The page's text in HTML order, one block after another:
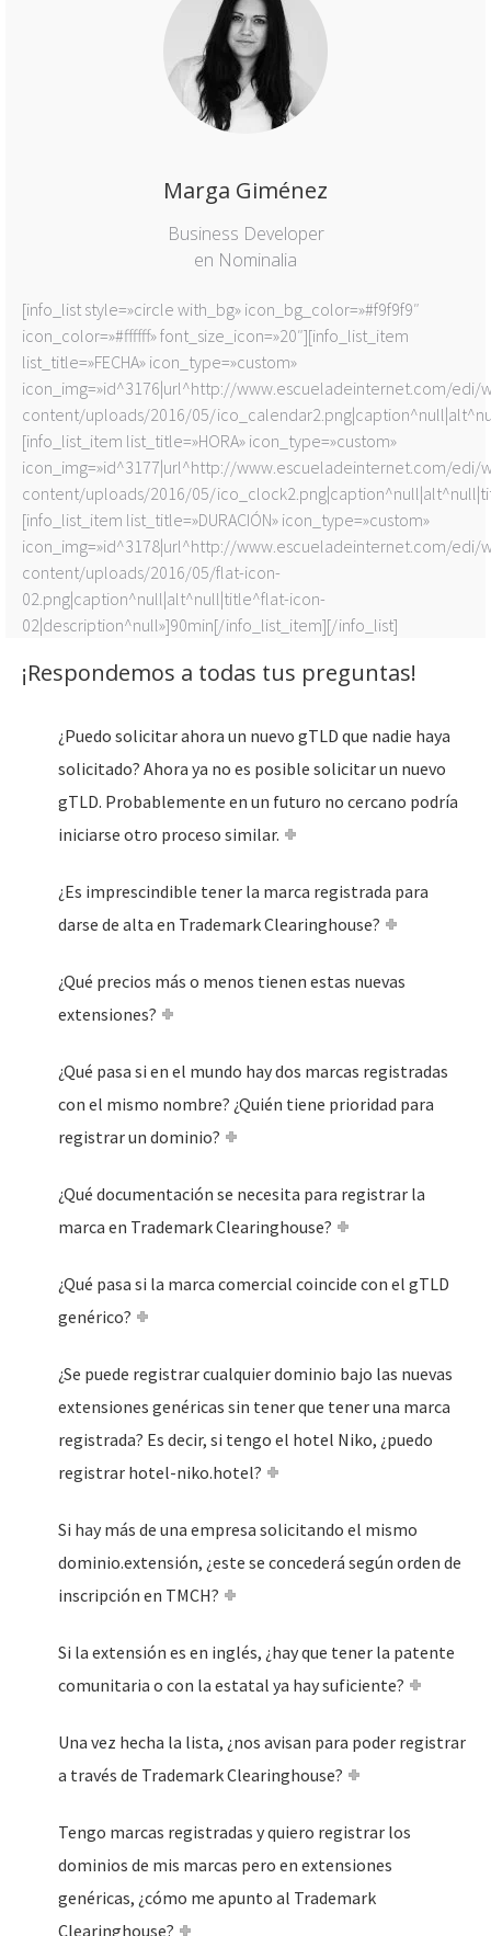
Marga Giménez
Business Developer
en Nominalia
[info_list style=»circle with_bg» icon_bg_color=»#f9f9f9″
icon_color=»#ffffff» font_size_icon=»20″][info_list_item
list_title=»FECHA» icon_type=»custom»
icon_img=»id^3176|url^http://www.escueladeinternet.com/edi/
content/uploads/2016/05/
[info_list_item list_title=»HORA» icon_type=»custom»
icon_img=»id^3177|url^http://www.escueladeinternet.com/edi/
content/uploads/2016/05/
[info_list_item list_title=»DURACIÓN» icon_type=»custom»
icon_img=»id^3178|url^http://www.escueladeinternet.com/edi/
content/uploads/2016/05/flat-icon-
02.png|caption^null|alt^null|title^flat-icon-
02|description^null»]90min[/info_list_item][/info_list]
¡Respondemos a todas tus preguntas!
¿Puedo solicitar ahora un nuevo gTLD que nadie haya
solicitado? Ahora ya no es posible solicitar un nuevo
gTLD. Probablemente en un futuro no cercano podría
iniciarse otro proceso similar.
¿Es imprescindible tener la marca registrada para
darse de alta en Trademark Clearinghouse?
¿Qué precios más o menos tienen estas nuevas
extensiones?
¿Qué pasa si en el mundo hay dos marcas registradas
con el mismo nombre? ¿Quién tiene prioridad para
registrar un dominio?
¿Qué documentación se necesita para registrar la
marca en Trademark Clearinghouse?
¿Qué pasa si la marca comercial coincide con el gTLD
genérico?
¿Se puede registrar cualquier dominio bajo las nuevas
extensiones genéricas sin tener que tener una marca
registrada? Es decir, si tengo el hotel Niko, ¿puedo
registrar hotel-niko.hotel?
Si hay más de una empresa solicitando el mismo
dominio.extensión, ¿este se concederá según orden de
inscripción en TMCH?
Si la extensión es en inglés, ¿hay que tener la patente
comunitaria o con la estatal ya hay suficiente?
Una vez hecha la lista, ¿nos avisan para poder registrar
a través de Trademark Clearinghouse?
Tengo marcas registradas y quiero registrar los
dominios de mis marcas pero en extensiones
genéricas, ¿cómo me apunto al Trademark
Clearinghouse?